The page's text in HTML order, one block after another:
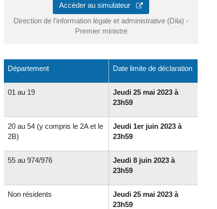
Accéder au simulateur
Direction de l'information légale et administrative (Dila) -
Premier ministre
Département Date limite de déclaration
01 au 19
Jeudi 25 mai 2023 à
23h59
20 au 54 (y compris le 2A et le
2B)
Jeudi 1er juin 2023 à
23h59
55 au 974/976
Jeudi 8 juin 2023 à
23h59
Non résidents
Jeudi 25 mai 2023 à
23h59